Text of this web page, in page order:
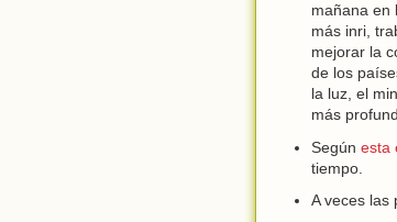
mañana en
más inri,
mejorar la
de los
la luz, el
más
Según esta
tiempo.
A veces las